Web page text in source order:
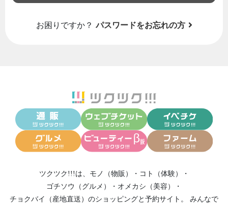
お困りですか？ パスワードをお忘れの方
ツクツク!!!は、 モノ（物販） ・ コト（体験）
・
ゴチソウ（グルメ）
・ オメカシ（美容）
・
チョクバイ（産地直送） のショッピングと予約サイト。
みんなで